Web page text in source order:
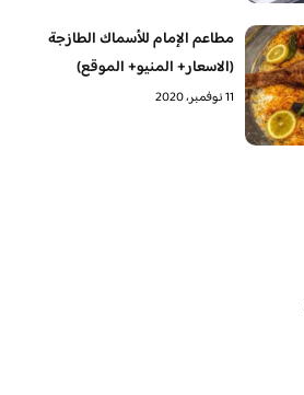
مطاعم الإمام للأسماك الطازجة
(الاسعار+ المنيو+ الموقع)
11 نوفمبر، 2020